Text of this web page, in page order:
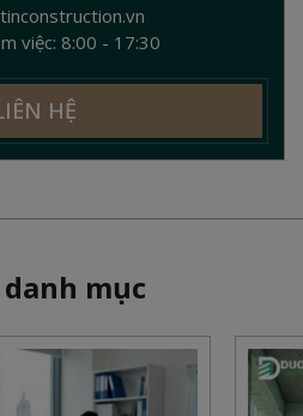
việc: 8:00 - 17:30
HỆ
mục